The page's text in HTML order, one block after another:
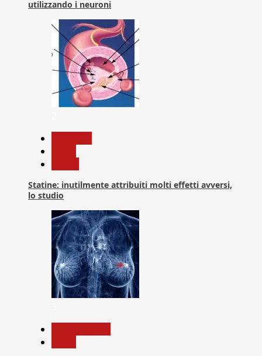
utilizzando i neuroni
Statine: inutilmente attribuiti molti effetti avversi,
lo studio